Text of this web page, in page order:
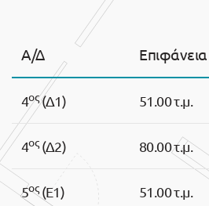
Α/Δ Επιφάνεια
4ος(Δ1) 51.00 τ.μ.
4ος(Δ2) 80.00 τ.μ.
5ος(Ε1) 51.00 τ.μ.